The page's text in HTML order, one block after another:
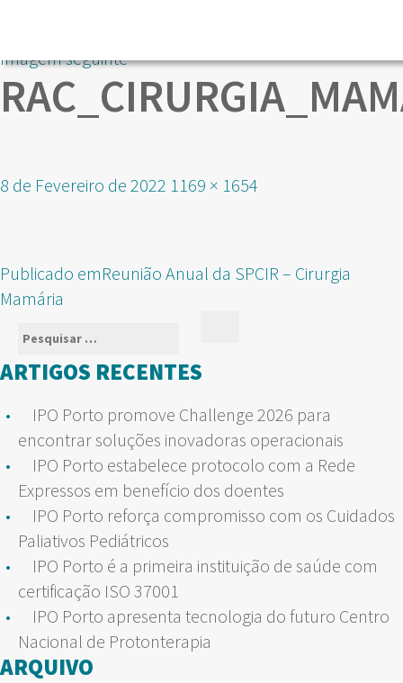
Imagem seguinte
Publicado
8 de Fevereiro de 2022 Tamanho
1169 × 1654
NAVEGAÇÃO
DE
ARTIGOS
Publicado emReunião Anual da SPCIR – Cirurgia
Mamária
Pesquisar
por:
ARTIGOS RECENTES
IPO Porto promove Challenge 2026 para
encontrar soluções inovadoras operacionais
IPO Porto estabelece protocolo com a Rede
Expressos em benefício dos doentes
IPO Porto reforça compromisso com os Cuidados
Paliativos Pediátricos
IPO Porto é a primeira instituição de saúde com
certificação ISO 37001
IPO Porto apresenta tecnologia do futuro Centro
Nacional de Protonterapia
ARQUIVO